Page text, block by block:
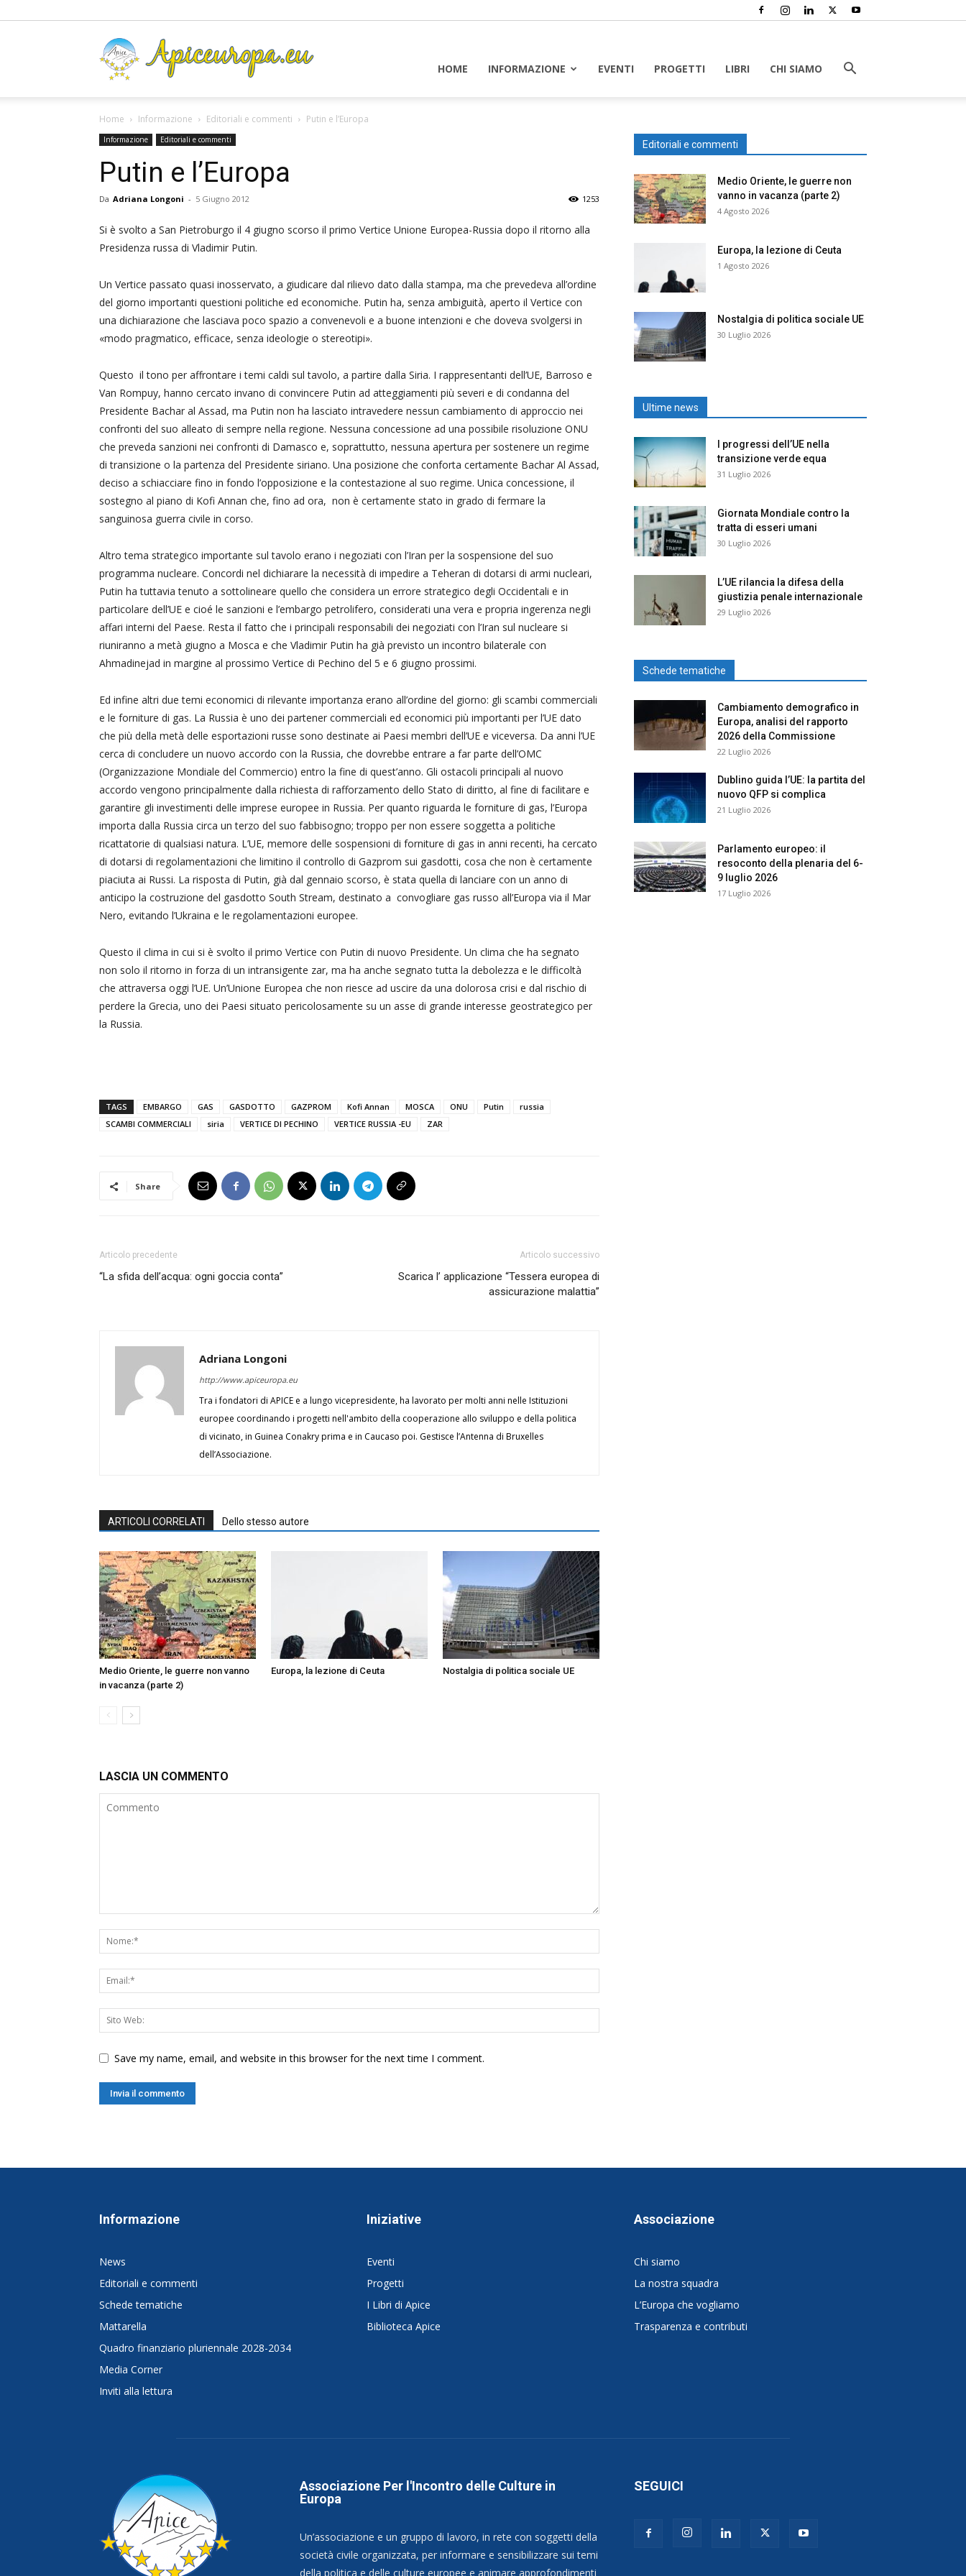
HOME INFORMAZIONE EVENTI PROGETTI LIBRI CHI SIAMO
Home Informazione Editoriali e commenti Putin e l’Europa
Informazione Editoriali e commenti
Putin e l’Europa
Da Adriana Longoni - 5 Giugno 2012 1253
Si è svolto a San Pietroburgo il 4 giugno scorso il primo Vertice Unione Europea-Russia dopo il ritorno alla
Presidenza russa di Vladimir Putin.
Un Vertice passato quasi inosservato, a giudicare dal rilievo dato dalla stampa, ma che prevedeva all’ordine
del giorno importanti questioni politiche ed economiche. Putin ha, senza ambiguità, aperto il Vertice con
una dichiarazione che lasciava poco spazio a convenevoli e a buone intenzioni e che doveva svolgersi in
«modo pragmatico, efficace, senza ideologie o stereotipi».
Questo il tono per affrontare i temi caldi sul tavolo, a partire dalla Siria. I rappresentanti dell’UE, Barroso e
Van Rompuy, hanno cercato invano di convincere Putin ad atteggiamenti più severi e di condanna del
Presidente Bachar al Assad, ma Putin non ha lasciato intravedere nessun cambiamento di approccio nei
confronti del suo alleato di sempre nella regione. Nessuna concessione ad una possibile risoluzione ONU
che preveda sanzioni nei confronti di Damasco e, soprattutto, nessuna apertura per sostenere un regime
di transizione o la partenza del Presidente siriano. Una posizione che conforta certamente Bachar Al Assad,
deciso a schiacciare fino in fondo l’opposizione e la contestazione al suo regime. Unica concessione, il
sostegno al piano di Kofi Annan che, fino ad ora, non è certamente stato in grado di fermare la
sanguinosa guerra civile in corso.
Altro tema strategico importante sul tavolo erano i negoziati con l’Iran per la sospensione del suo
programma nucleare. Concordi nel dichiarare la necessità di impedire a Teheran di dotarsi di armi nucleari,
Putin ha tuttavia tenuto a sottolineare quello che considera un errore strategico degli Occidentali e in
particolare dell’UE e cioé le sanzioni e l’embargo petrolifero, considerati una vera e propria ingerenza negli
affari interni del Paese. Resta il fatto che i principali responsabili dei negoziati con l’Iran sul nucleare si
riuniranno a metà giugno a Mosca e che Vladimir Putin ha già previsto un incontro bilaterale con
Ahmadinejad in margine al prossimo Vertice di Pechino del 5 e 6 giugno prossimi.
Ed infine altri due temi economici di rilevante importanza erano all’ordine del giorno: gli scambi commerciali
e le forniture di gas. La Russia è uno dei partener commerciali ed economici più importanti per l’UE dato
che più della metà delle esportazioni russe sono destinate ai Paesi membri dell’UE e viceversa. Da anni l’UE
cerca di concludere un nuovo accordo con la Russia, che dovrebbe entrare a far parte dell’OMC
(Organizzazione Mondiale del Commercio) entro la fine di quest’anno. Gli ostacoli principali al nuovo
accordo vengono principalmente dalla richiesta di rafforzamento dello Stato di diritto, al fine di facilitare e
garantire gli investimenti delle imprese europee in Russia. Per quanto riguarda le forniture di gas, l’Europa
importa dalla Russia circa un terzo del suo fabbisogno; troppo per non essere soggetta a politiche
ricattatorie di qualsiasi natura. L’UE, memore delle sospensioni di forniture di gas in anni recenti, ha cercato
di dotarsi di regolamentazioni che limitino il controllo di Gazprom sui gasdotti, cosa che non è certamente
piaciuta ai Russi. La risposta di Putin, già dal gennaio scorso, è stata quella di lanciare con un anno di
anticipo la costruzione del gasdotto South Stream, destinato a convogliare gas russo all’Europa via il Mar
Nero, evitando l’Ukraina e le regolamentazioni europee.
Questo il clima in cui si è svolto il primo Vertice con Putin di nuovo Presidente. Un clima che ha segnato
non solo il ritorno in forza di un intransigente zar, ma ha anche segnato tutta la debolezza e le difficoltà
che attraversa oggi l’UE. Un’Unione Europea che non riesce ad uscire da una dolorosa crisi e dal rischio di
perdere la Grecia, uno dei Paesi situato pericolosamente su un asse di grande interesse geostrategico per
la Russia.
TAGS EMBARGO GAS GASDOTTO GAZPROM Kofi Annan MOSCA ONU Putin
russia
SCAMBI COMMERCIALI
siria VERTICE DI PECHINO VERTICE RUSSIA -EU ZAR
Share
Articolo precedente
“La sfida dell’acqua: ogni goccia conta”
Articolo successivo
Scarica l’ applicazione “Tessera europea di
assicurazione malattia”
Adriana Longoni
http://www.apiceuropa.eu
Tra i fondatori di APICE e a lungo vicepresidente, ha lavorato per molti anni nelle Istituzioni
europee coordinando i progetti nell'ambito della cooperazione allo sviluppo e della politica
di vicinato, in Guinea Conakry prima e in Caucaso poi. Gestisce l’Antenna di Bruxelles
dell’Associazione.
ARTICOLI CORRELATI Dello stesso autore
Medio Oriente, le guerre non vanno
in vacanza (parte 2)
Europa, la lezione di Ceuta Nostalgia di politica sociale UE
LASCIA UN COMMENTO
Save my name, email, and website in this browser for the next time I comment.
Editoriali e commenti
Medio Oriente, le guerre non
vanno in vacanza (parte 2)
4 Agosto 2026
Europa, la lezione di Ceuta
1 Agosto 2026
Nostalgia di politica sociale UE
30 Luglio 2026
Ultime news
I progressi dell’UE nella
transizione verde equa
31 Luglio 2026
Giornata Mondiale contro la
tratta di esseri umani
30 Luglio 2026
L’UE rilancia la difesa della
giustizia penale internazionale
29 Luglio 2026
Schede tematiche
Cambiamento demografico in
Europa, analisi del rapporto
2026 della Commissione
22 Luglio 2026
Dublino guida l’UE: la partita del
nuovo QFP si complica
21 Luglio 2026
Parlamento europeo: il
resoconto della plenaria del 6-
9 luglio 2026
17 Luglio 2026
Informazione
News
Editoriali e commenti
Schede tematiche
Mattarella
Quadro finanziario pluriennale 2028-2034
Media Corner
Inviti alla lettura
Iniziative
Eventi
Progetti
I Libri di Apice
Biblioteca Apice
Associazione
Chi siamo
La nostra squadra
L’Europa che vogliamo
Trasparenza e contributi
Associazione Per l'Incontro delle Culture in
Europa
Un’associazione e un gruppo di lavoro, in rete con soggetti della
società civile organizzata, per informare e sensibilizzare sui temi
della politica e delle culture europee e animare approfondimenti
SEGUICI